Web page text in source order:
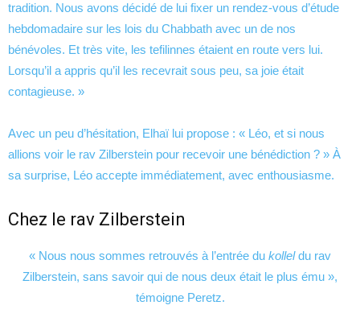
tradition. Nous avons décidé de lui fixer un rendez-vous d’étude
hebdomadaire sur les lois du Chabbath avec un de nos
bénévoles. Et très vite, les tefilinnes étaient en route vers lui.
Lorsqu’il a appris qu’il les recevrait sous peu, sa joie était
contagieuse. »
Avec un peu d’hésitation, Elhaï lui propose : « Léo, et si nous
allions voir le rav Zilberstein pour recevoir une bénédiction ? » À
sa surprise, Léo accepte immédiatement, avec enthousiasme.
Chez le rav Zilberstein
« Nous nous sommes retrouvés à l’entrée du kolleldu rav
Zilberstein, sans savoir qui de nous deux était le plus ému »,
témoigne Peretz.